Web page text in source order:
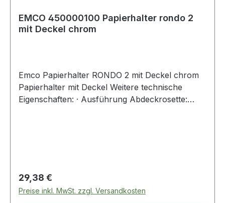
EMCO 450000100 Papierhalter rondo 2
mit Deckel chrom
Emco Papierhalter RONDO 2 mit Deckel chrom
Papierhalter mit Deckel Weitere technische
Eigenschaften: · Ausführung Abdeckrosette:
Regulärer Preis:
29,38 €
Preise inkl. MwSt. zzgl. Versandkosten